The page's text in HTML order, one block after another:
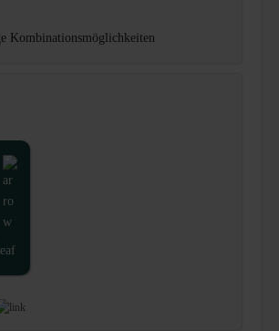
Kombinationsmöglichkeiten